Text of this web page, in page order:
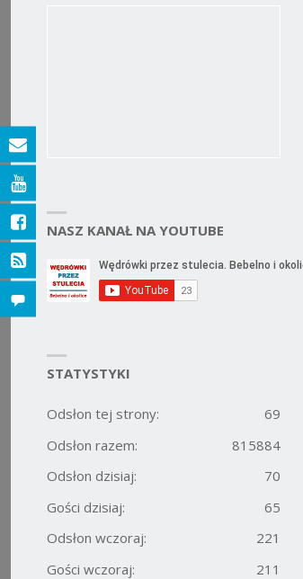
NASZ KANAŁ NA YOUTUBE
STATYSTYKI
69
Odsłon tej strony:
815884
Odsłon razem:
70
Odsłon dzisiaj:
65
Gości dzisiaj:
221
Odsłon wczoraj:
211
Gości wczoraj: